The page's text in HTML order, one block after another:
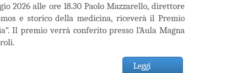
2026 alle ore 18.30 Paolo Mazzarello, direttore
e storico della medicina, riceverà il Premio
Il premio verrà conferito presso l’Aula Magna
Leggi